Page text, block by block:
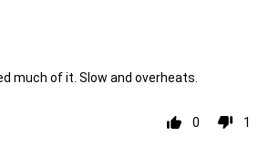
much of it. Slow and overheats.
0 1